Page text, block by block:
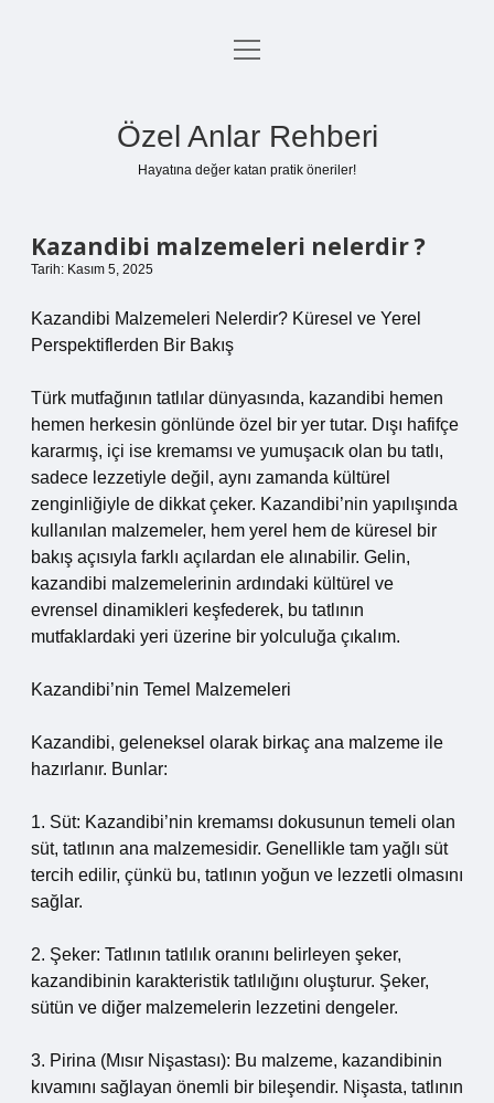
Anasayfa
menüyü
Özel Anlar Rehberi
Hayatına değer katan pratik öneriler!
Kazandibi malzemeleri nelerdir ?
Tarih: Kasım 5, 2025
Kazandibi Malzemeleri Nelerdir? Küresel ve Yerel
Perspektiflerden Bir Bakış
Türk mutfağının tatlılar dünyasında, kazandibi hemen
hemen herkesin gönlünde özel bir yer tutar. Dışı hafifçe
kararmış, içi ise kremamsı ve yumuşacık olan bu tatlı,
sadece lezzetiyle değil, aynı zamanda kültürel
zenginliğiyle de dikkat çeker. Kazandibi’nin yapılışında
kullanılan malzemeler, hem yerel hem de küresel bir
bakış açısıyla farklı açılardan ele alınabilir. Gelin,
kazandibi malzemelerinin ardındaki kültürel ve
evrensel dinamikleri keşfederek, bu tatlının
mutfaklardaki yeri üzerine bir yolculuğa çıkalım.
Kazandibi’nin Temel Malzemeleri
Kazandibi, geleneksel olarak birkaç ana malzeme ile
hazırlanır. Bunlar:
1. Süt: Kazandibi’nin kremamsı dokusunun temeli olan
süt, tatlının ana malzemesidir. Genellikle tam yağlı süt
tercih edilir, çünkü bu, tatlının yoğun ve lezzetli olmasını
sağlar.
2. Şeker: Tatlının tatlılık oranını belirleyen şeker,
kazandibinin karakteristik tatlılığını oluşturur. Şeker,
sütün ve diğer malzemelerin lezzetini dengeler.
3. Pirina (Mısır Nişastası): Bu malzeme, kazandibinin
kıvamını sağlayan önemli bir bileşendir. Nişasta, tatlının